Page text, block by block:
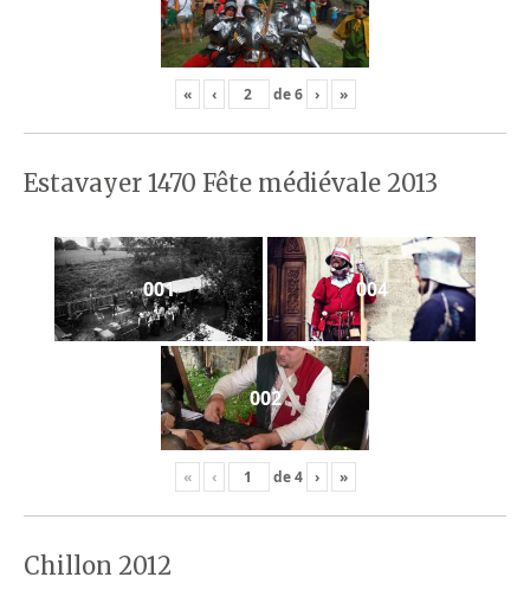
« ‹ de6 › »
Estavayer 1470 Fête médiévale 2013
001 004
002
« ‹ de4 › »
Chillon 2012